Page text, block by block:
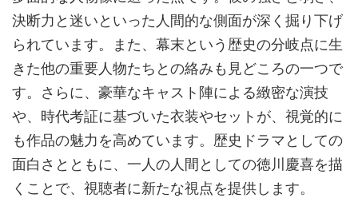
決断力と迷いといった人間的な側面が深く掘り下げ
られています。また、幕末という歴史の分岐点に生
きた他の重要人物たちとの絡みも見どころの一つで
す。さらに、豪華なキャスト陣による緻密な演技
や、時代考証に基づいた衣装やセットが、視覚的に
も作品の魅力を高めています。歴史ドラマとしての
面白さとともに、一人の人間としての徳川慶喜を描
くことで、視聴者に新たな視点を提供します。